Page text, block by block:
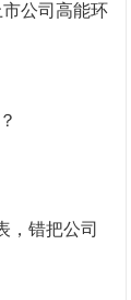
公司高能环
，错把公司